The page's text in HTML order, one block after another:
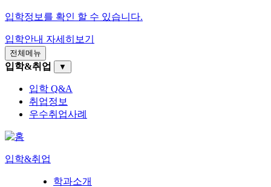
입학정보를 확인 할 수 있습니다.
입학안내 자세히보기
전체메뉴
입학&취업 ▼
입학 Q&A
취업정보
우수취업사례
입학&취업
학과소개